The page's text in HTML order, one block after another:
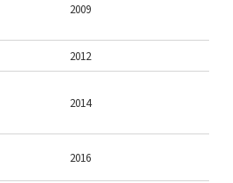
2009
2012
2014
2016